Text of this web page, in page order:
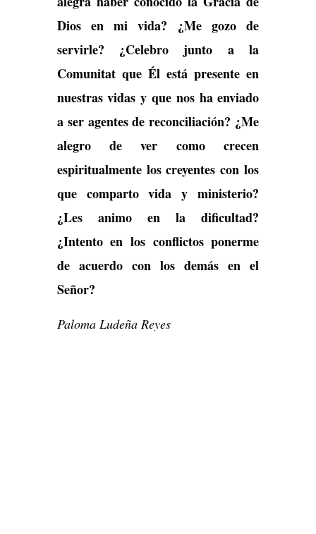
Dios en mi vida? ¿Me gozo de
servirle? ¿Celebro junto a la
Comunitat que Él está presente en
nuestras vidas y que nos ha enviado
a ser agentes de reconciliación? ¿Me
alegro de ver como crecen
espiritualmente los creyentes con los
que comparto vida y ministerio?
¿Les animo en la dificultad?
¿Intento en los conflictos ponerme
de acuerdo con los demás en el
Señor?
Paloma Ludeña Reyes